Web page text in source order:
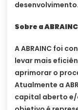
desenvolvimento.
Sobre a ABRAINC
A ABRAINC foi
levar mais
aprimorar o
Atualmente a
capital aberto e/